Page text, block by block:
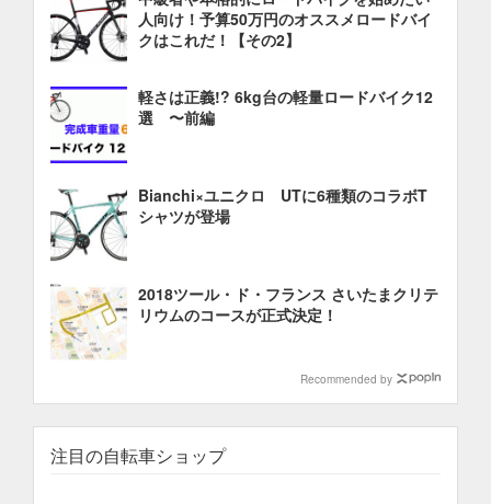
人向け！予算50万円のオススメロードバイ
クはこれだ！【その2】
軽さは正義!? 6kg台の軽量ロードバイク12
選 〜前編
Bianchi×ユニクロ UTに6種類のコラボT
シャツが登場
2018ツール・ド・フランス さいたまクリテ
リウムのコースが正式決定！
Recommended by
注目の自転車ショップ